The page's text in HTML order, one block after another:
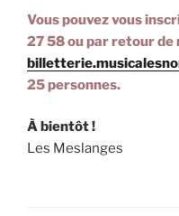
Vous pouvez vous
27 58 ou par retour de
25 personnes.
À bientôt !
Les Meslanges